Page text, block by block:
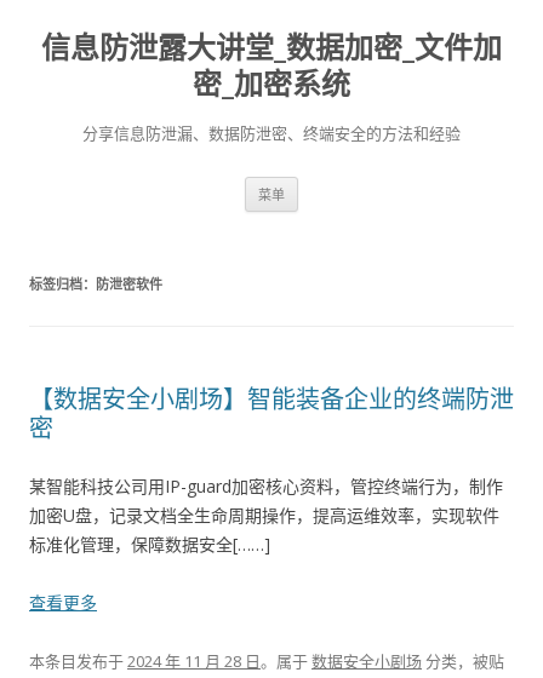
信息防泄露大讲堂_数据加密_文件加
密_加密系统
分享信息防泄漏、数据防泄密、终端安全的方法和经验
菜单
标签归档： 防泄密软件
【数据安全小剧场】智能装备企业的终端防泄
密
某智能科技公司用IP-guard加密核心资料，管控终端行为，制作
加密U盘，记录文档全生命周期操作，提高运维效率，实现软件
标准化管理，保障数据安全[……]
查看更多
本条目发布于2024 年 11 月 28 日。属于数据安全小剧场分类，被贴